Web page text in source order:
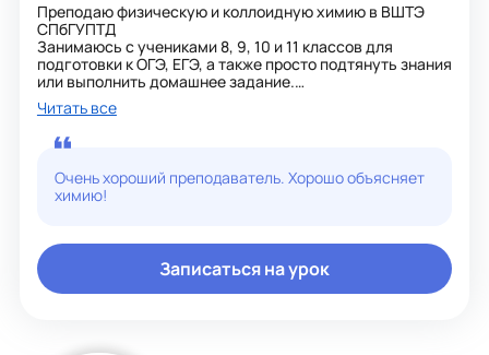
Преподаю физическую и коллоидную химию в ВШТЭ
СПбГУПТД
Занимаюсь с учениками 8, 9, 10 и 11 классов для
подготовки к ОГЭ, ЕГЭ, а также просто подтянуть знания
или выполнить домашнее задание.
Работаю с учениками по методике лекция-практика для
лучшего понимания предмета, если требуется
наверстать материал. Не люблю чтение параграфов
учебника и выполнение заданий. Работаю на интерес,
который вызывает стремление учеников познать
предмет во всей мере. Уроки веду по учебнику, не
заставляю зубрить, а работаю на понимание и успех.
нестандартные задания, а также легкость и комфорт во
время общения.
Читать все
Очень хороший преподаватель. Хорошо объясняет
химию!
Записаться на урок